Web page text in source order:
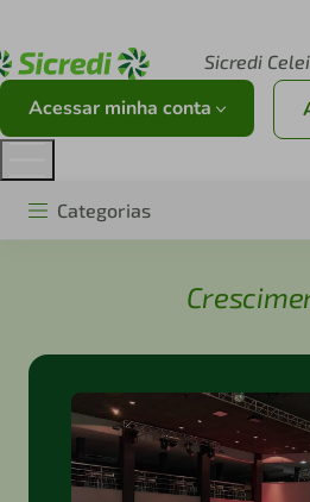
Sicredi
Acessar minha conta
Categorias